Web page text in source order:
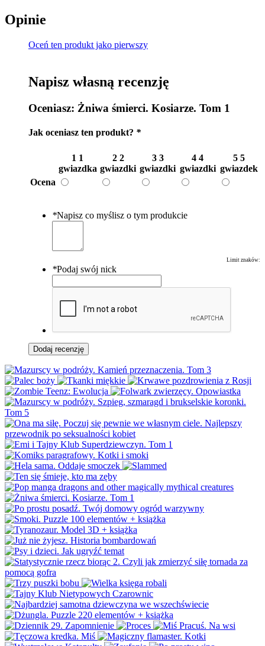
Opinie
Oceń ten produkt jako pierwszy
Napisz własną recenzję
Oceniasz: Żniwa śmierci. Kosiarze. Tom 1
Jak oceniasz ten produkt? *
1 1
gwiazdka
2 2
gwiazdki
3 3
gwiazdki
4 4
gwiazdki
5 5
gwiazdek
Ocena
*Napisz co myślisz o tym produkcie
Limit znaków:
*Podaj swój nick
Dodaj recenzję